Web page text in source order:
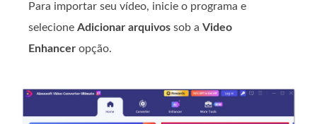
Para importar seu vídeo, inicie o programa e
selecione Adicionar arquivos sob a Video
Enhancer opção.